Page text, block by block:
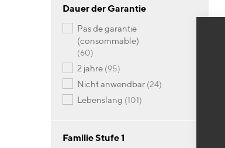
Dauer der Garantie
pas de garantie
(consommable)
60Artikel
2 jahre 95Artikel
nicht anwendbar 24Artikel
lebenslang 101Artikel
Familie Stufe 1